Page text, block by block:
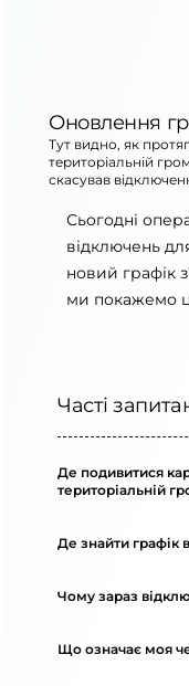
Оновлення
Тут видно, як
територіальній
скасував
Сьогодні
відключень
новий графік
ми покажемо
Часті
Де подивитися
територіальній
Де знайти графік
Чому зараз
Що означає моя